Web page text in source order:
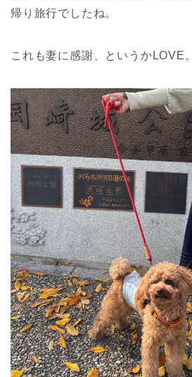
帰り旅行でしたね。
これも妻に感謝、というかLOVE。